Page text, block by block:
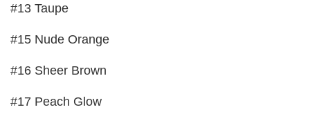
#13 Taupe
#15 Nude Orange
#16 Sheer Brown
#17 Peach Glow